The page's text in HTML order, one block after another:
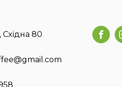
80